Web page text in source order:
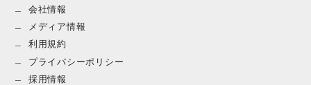
会社情報
メディア情報
利用規約
プライバシーポリシー
採用情報